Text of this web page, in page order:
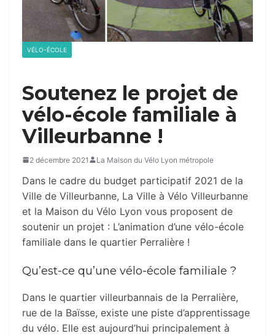
VÉLO-ÉCOLE
Soutenez le projet de
vélo-école familiale à
Villeurbanne !
2 décembre 2021 La Maison du Vélo Lyon métropole
Dans le cadre du budget participatif 2021 de la
Ville de Villeurbanne, La Ville à Vélo Villeurbanne
et la Maison du Vélo Lyon vous proposent de
soutenir un projet : L’animation d’une vélo-école
familiale dans le quartier Perralière !
Qu’est-ce qu’une vélo-école familiale ?
Dans le quartier villeurbannais de la Perralière,
rue de la Baïsse, existe une piste d’apprentissage
du vélo. Elle est aujourd’hui principalement à